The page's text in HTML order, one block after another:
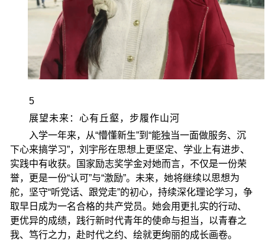
5
展望未来：心有丘壑，步履作山河
入学一年来，从“懵懂新生”到“能独当一面做服务、沉
下心来搞学习”，刘宇彤在思想上更坚定、学业上有进步、
实践中有收获。国家励志奖学金对她而言，不仅是一份荣
誉，更是一份“认可”与“激励”。未来，她将继续以思想为
舵，坚守“听党话、跟党走”的初心，持续深化理论学习，争
取早日成为一名合格的共产党员。她会用更扎实的行动、
更优异的成绩，践行新时代青年的使命与担当，以青春之
我、笃行之力，赴时代之约、绘就更绚丽的成长画卷。